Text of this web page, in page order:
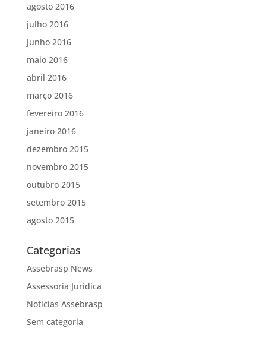
agosto 2016
julho 2016
junho 2016
maio 2016
abril 2016
março 2016
fevereiro 2016
janeiro 2016
dezembro 2015
novembro 2015
outubro 2015
setembro 2015
agosto 2015
Categorias
Assebrasp News
Assessoria Jurídica
Notícias Assebrasp
Sem categoria